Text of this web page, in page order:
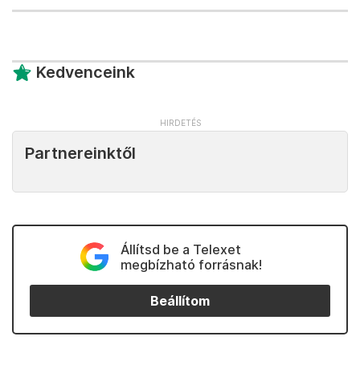
Kedvenceink
Partnereinktől
Állítsd be a Telexet
megbízható forrásnak!
Beállítom